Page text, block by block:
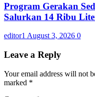
Program Gerakan
Salurkan 14 Ribu
editor1 August 3, 2026 0
Leave a Reply
Your email address will not
marked *